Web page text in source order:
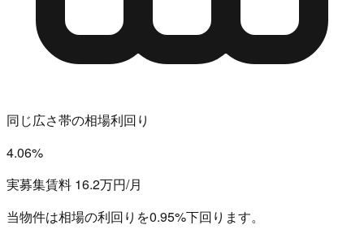
同じ広さ帯の相場利回り
4.06%
実募集賃料 16.2万円/月
当物件は相場の利回りを0.95%下回ります。